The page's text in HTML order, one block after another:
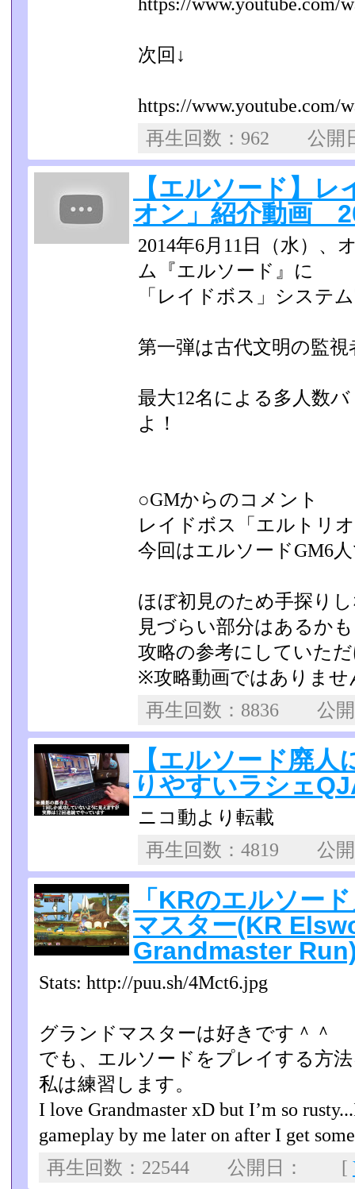
https://www.youtube.com/
次回↓
https://www.youtube.com/
再生回数：962 公
【エルソード】
オン」紹介動画
2014年6月11日（水）、
ム『エルソード』に
「レイドボス」システ
第一弾は古代文明の監
最大12名による多人数
よ！
○GMからのコメント
レイドボス「エルトリ
今回はエルソードGM6
ほぼ初見のため手探り
見づらい部分はあるか
攻略の参考にしていた
※攻略動画ではありませ
再生回数：8836
【エルソード廃
りやすいラシェ
ニコ動より転載
再生回数：4819
「KRのエルソー
マスター(KR
Grandmaster
Stats: http://puu.sh/4Mct6.jpg
グランドマスターは好きです＾＾
でも、エルソードをプレイする方
私は練習します。
I love Grandmaster xD but I’m so
gameplay by me later on after I get
再生回数：22544 公開日： [